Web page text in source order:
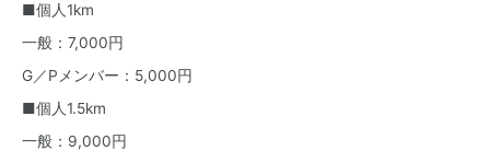
■個人1km
一般：7,000円
G／Pメンバー：5,000円
■個人1.5km
一般：9,000円